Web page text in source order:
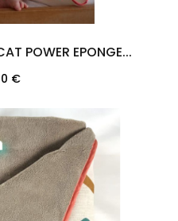
POWER EPONGE...
€